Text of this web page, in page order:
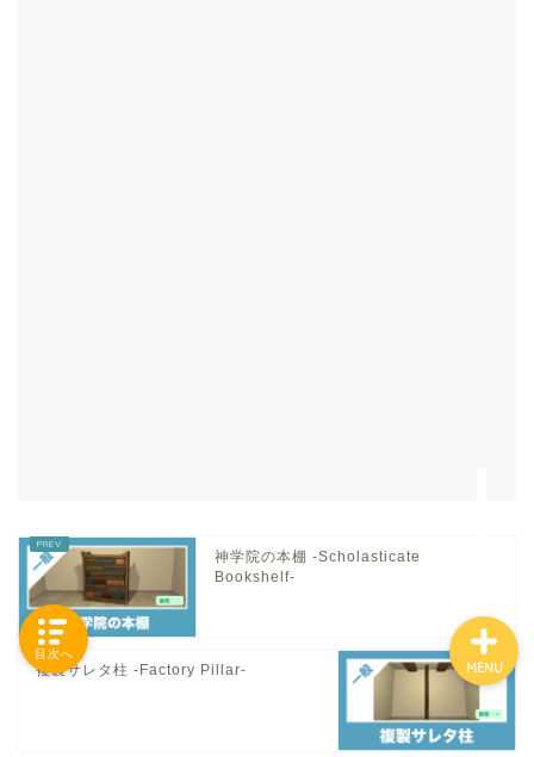
神学院の本棚 -Scholasticate
Bookshelf-
複製サレタ柱 -Factory Pillar- MENU
目次へ